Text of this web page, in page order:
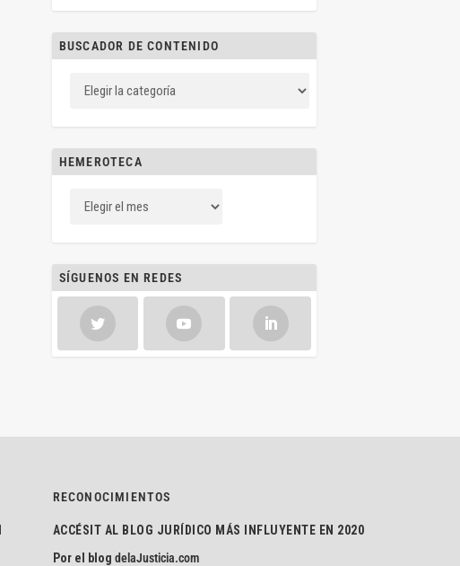
BUSCADOR DE CONTENIDO
HEMEROTECA
SÍGUENOS EN REDES
RECONOCIMIENTOS
ACCÉSIT AL BLOG JURÍDICO MÁS INFLUYENTE EN 2020
Por el blog delaJusticia.com